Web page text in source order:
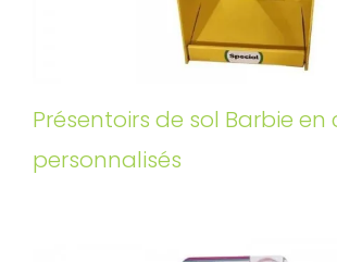
Présentoirs de sol Barbie en
personnalisés